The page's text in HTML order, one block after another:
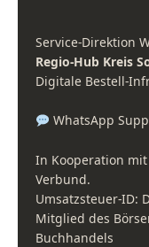
Service-Direktion
Regio-Hub Kreis
Digitale Bestell-
WhatsApp
In Kooperation
Verbund.
Umsatzsteuer-ID:
Mitglied des
Buchhandels